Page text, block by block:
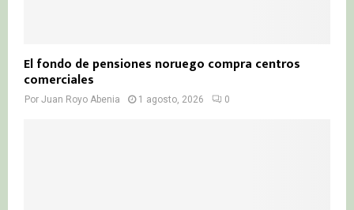
El fondo de pensiones noruego compra centros
comerciales
Por Juan Royo Abenia 1 agosto, 2026 0